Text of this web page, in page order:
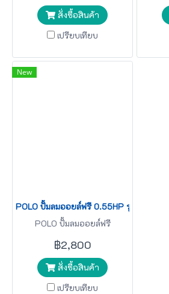
สั่งซื้อสินค้า
เปรียบเทียบ
New
POLO ปั้มลมออยล์ฟรี 0.55HP รุ่น
POLO ปั้มลมออยล์ฟรี
฿2,800
สั่งซื้อสินค้า
เปรียบเทียบ